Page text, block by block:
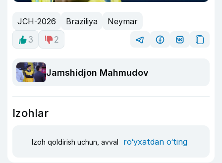
JCH-2026 Braziliya
Neymar
3
2
Jamshidjon Mahmudov
Izohlar
Izoh qoldirish uchun, avval ro‘yxatdan o‘ting